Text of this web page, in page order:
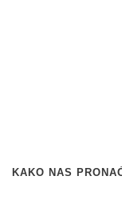
KAKO NAS